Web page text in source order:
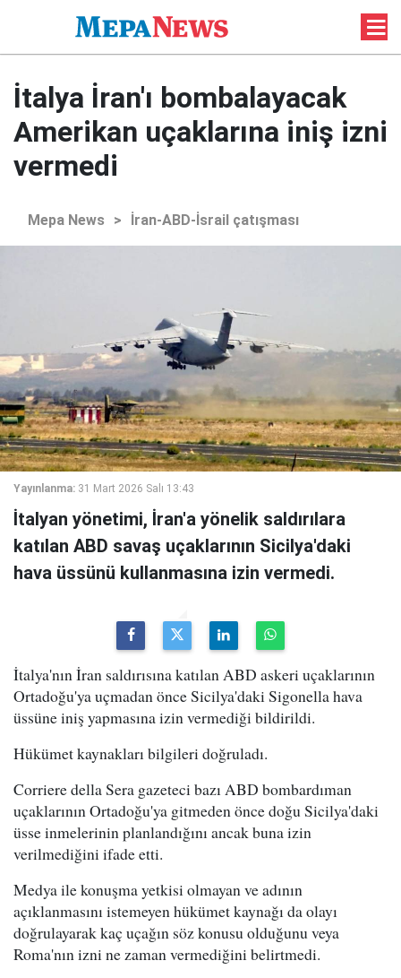
İtalya İran'ı bombalayacak
Amerikan uçaklarına iniş izni
vermedi
Mepa News > İran-ABD-İsrail çatışması
Yayınlanma: 31 Mart 2026 Salı 13:43
İtalyan yönetimi, İran'a yönelik saldırılara
katılan ABD savaş uçaklarının Sicilya'daki
hava üssünü kullanmasına izin vermedi.
İtalya'nın İran saldırısına katılan ABD askeri uçaklarının
Ortadoğu'ya uçmadan önce Sicilya'daki Sigonella hava
üssüne iniş yapmasına izin vermediği bildirildi.
Hükümet kaynakları bilgileri doğruladı.
Corriere della Sera gazeteci bazı ABD bombardıman
uçaklarının Ortadoğu'ya gitmeden önce doğu Sicilya'daki
üsse inmelerinin planlandığını ancak buna izin
verilmediğini ifade etti.
Medya ile konuşma yetkisi olmayan ve adının
açıklanmasını istemeyen hükümet kaynağı da olayı
doğrulayarak kaç uçağın söz konusu olduğunu veya
Roma'nın izni ne zaman vermediğini belirtmedi.